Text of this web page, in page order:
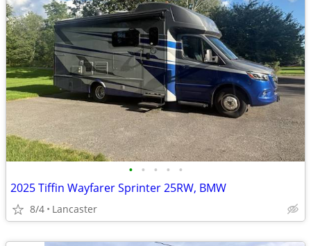
• • • • •
2025 Tiffin Wayfarer Sprinter 25RW, BMW
8/4 Lancaster